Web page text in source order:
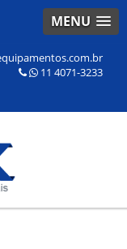
MENU
11 4071-3233